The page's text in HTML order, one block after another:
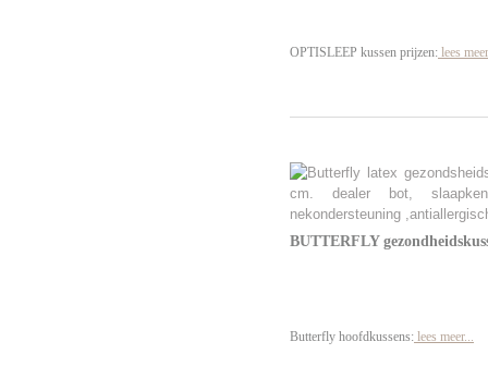
OPTISLEEP kussen prijzen: lees
BUTTERFLY
Butterfly hoofdkussens: lees meer...